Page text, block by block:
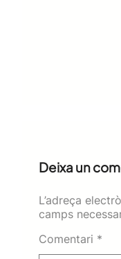
Deixa un
L’adreça
camps
Comentari *